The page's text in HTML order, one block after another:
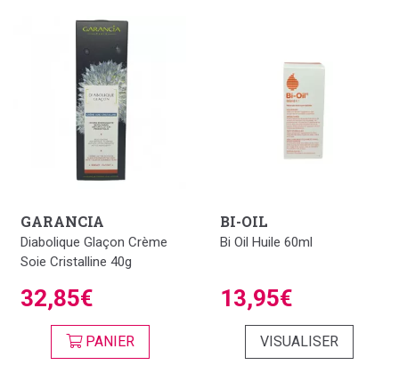
GARANCIA
Diabolique Glaçon Crème
Soie Cristalline 40g
32,85€
PANIER
BI-OIL
Bi Oil Huile 60ml
13,95€
VISUALISER